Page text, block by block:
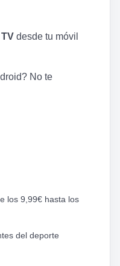
desde tu móvil
No te
los 9,99€ hasta los
del deporte